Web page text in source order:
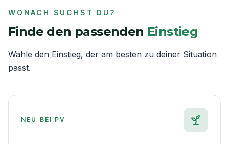
WONACH SUCHST DU?
Finde den passenden Einstieg
Wähle den Einstieg, der am besten zu deiner Situation
passt.
NEU BEI PV